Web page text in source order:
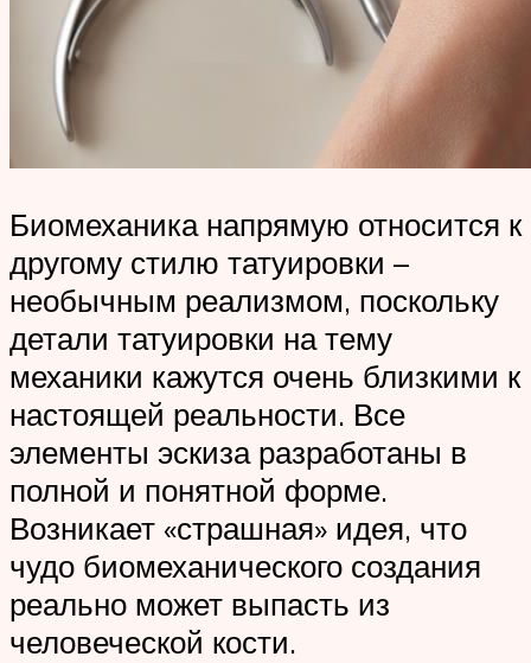
Биомеханика напрямую относится к
другому стилю татуировки –
необычным реализмом, поскольку
детали татуировки на тему
механики кажутся очень близкими к
настоящей реальности. Все
элементы эскиза разработаны в
полной и понятной форме.
Возникает «страшная» идея, что
чудо биомеханического создания
реально может выпасть из
человеческой кости.